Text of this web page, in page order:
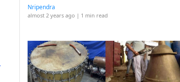
Nripendra
almost 2 years ago | 1 min read